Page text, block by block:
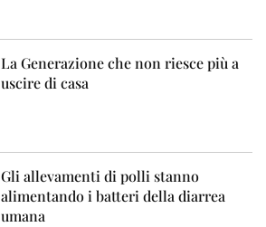
La Generazione che non riesce più a
uscire di casa
Gli allevamenti di polli stanno
alimentando i batteri della diarrea
umana